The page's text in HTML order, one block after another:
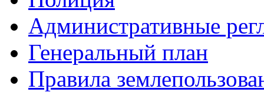
Административные
Генеральный план
Правила